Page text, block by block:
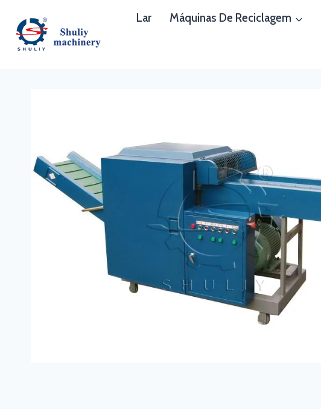
content
Lar Máquinas De Reciclagem